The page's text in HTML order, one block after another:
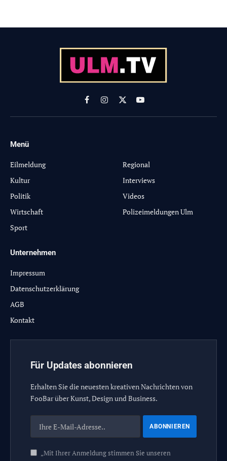
FacebookInstagram
X
(Twitter)
YouTube
Menü
Eilmeldung
Kultur
Politik
Wirtschaft
Sport
Regional
Interviews
Videos
Polizeimeldungen Ulm
Unternehmen
Impressum
Datenschutzerklärung
AGB
Kontakt
Für Updates abonnieren
Erhalten Sie die neuesten kreativen Nachrichten von
FooBar über Kunst, Design und Business.
„Mit Ihrer Anmeldung stimmen Sie unseren